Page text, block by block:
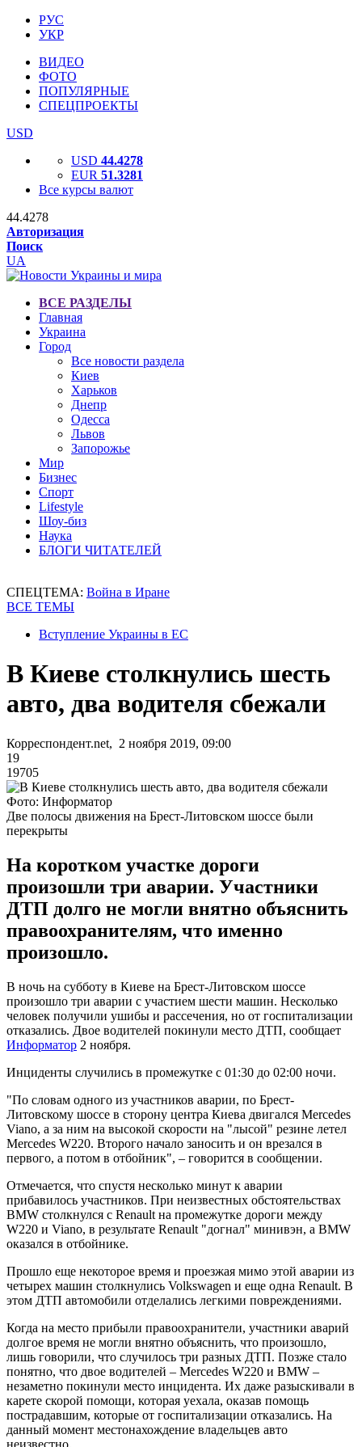
РУС
УКР
ВИДЕО
ФОТО
ПОПУЛЯРНЫЕ
СПЕЦПРОЕКТЫ
USD
USD 44.4278
EUR 51.3281
Все курсы валют
44.4278
Авторизация
Поиск
UA
ВСЕ РАЗДЕЛЫ
Главная
Украина
Город
Все новости раздела
Киев
Харьков
Днепр
Одесса
Львов
Запорожье
Мир
Бизнес
Спорт
Lifestyle
Шоу-биз
Наука
БЛОГИ ЧИТАТЕЛЕЙ
СПЕЦТЕМА: Война в Иране
ВСЕ ТЕМЫ
Вступление Украины в ЕС
В Киеве cтолкнулись шесть
авто, два водителя сбежали
Корреспондент.net, 2 ноября 2019, 09:00
19
19705
Фото: Информатор
Две полосы движения на Брест-Литовском шоссе были
перекрыты
На коротком участке дороги
произошли три аварии. Участники
ДТП долго не могли внятно объяснить
правоохранителям, что именно
произошло.
В ночь на субботу в Киеве на Брест-Литовском шоссе
произошло три аварии с участием шести машин. Несколько
человек получили ушибы и рассечения, но от госпитализации
отказались. Двое водителей покинули место ДТП, сообщает
Информатор 2 ноября.
Инциденты случились в промежутке с 01:30 до 02:00 ночи.
"По словам одного из участников аварии, по Брест-
Литовскому шоссе в сторону центра Киева двигался Mercedes
Viano, а за ним на высокой скорости на "лысой" резине летел
Mercedes W220. Второго начало заносить и он врезался в
первого, а потом в отбойник", – говорится в сообщении.
Отмечается, что спустя несколько минут к аварии
прибавилось участников. При неизвестных обстоятельствах
BMW столкнулся с Renault на промежутке дороги между
W220 и Viano, в результате Renault "догнал" минивэн, а BMW
оказался в отбойнике.
Прошло еще некоторое время и проезжая мимо этой аварии из
четырех машин столкнулись Volkswagen и еще одна Renault. В
этом ДТП автомобили отделались легкими повреждениями.
Когда на место прибыли правоохранители, участники аварий
долгое время не могли внятно объяснить, что произошло,
лишь говорили, что случилось три разных ДТП. Позже стало
понятно, что двое водителей – Mercedes W220 и BMW –
незаметно покинули место инцидента. Их даже разыскивали в
карете скорой помощи, которая уехала, оказав помощь
пострадавшим, которые от госпитализации отказались. На
данный момент местонахождение владельцев авто
неизвестно.